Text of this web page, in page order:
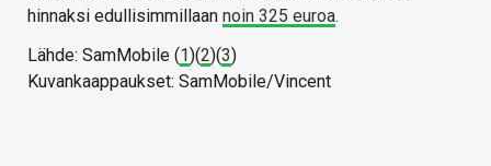
hinnaksi edullisimmillaan noin 325 euroa.
Lähde: SamMobile (1)(2)(3)
Kuvankaappaukset: SamMobile/Vincent